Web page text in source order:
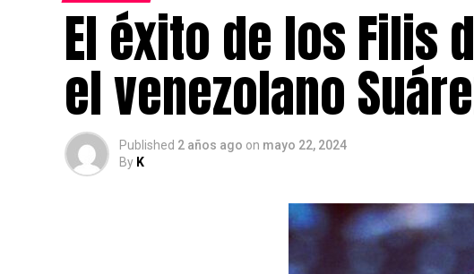
El éxito de los Filis
el venezolano
Published 2 años ago on mayo 22, 2024
By K